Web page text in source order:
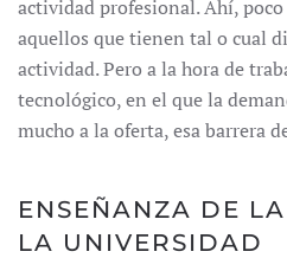
actividad profesional. Ahí,
aquellos que tienen tal o cual
actividad. Pero a la hora de
tecnológico, en el que la
mucho a la oferta, esa barrera
ENSEÑANZA DE
LA UNIVERSIDAD